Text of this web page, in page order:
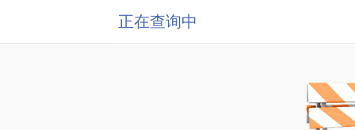
正在查询中